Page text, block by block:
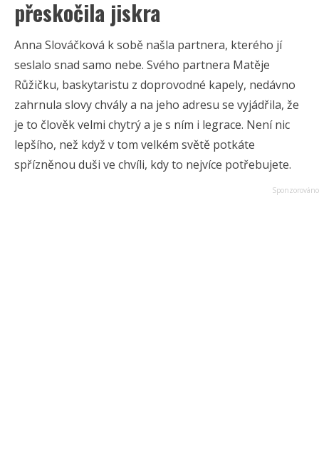
přeskočila jiskra
Anna Slováčková k sobě našla partnera, kterého jí
seslalo snad samo nebe. Svého partnera Matěje
Růžičku, baskytaristu z doprovodné kapely, nedávno
zahrnula slovy chvály a na jeho adresu se vyjádřila, že
je to člověk velmi chytrý a je s ním i legrace. Není nic
lepšího, než když v tom velkém světě potkáte
spřízněnou duši ve chvíli, kdy to nejvíce potřebujete.